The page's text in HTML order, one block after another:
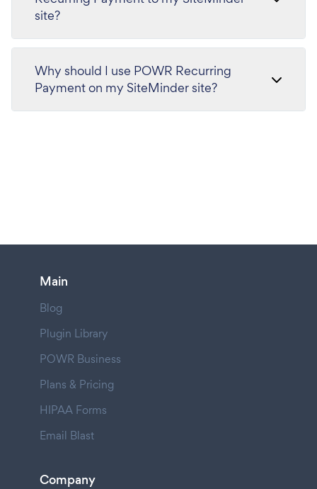
site?
Why should I use POWR Recurring
Payment on my SiteMinder site?
Main
Blog
Plugin Library
POWR Business
Plans & Pricing
HIPAA Forms
Email Blast
Company